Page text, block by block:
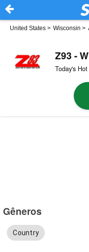
United States > Wisconsin >
Z93 -
Today's
Gêneros
Country